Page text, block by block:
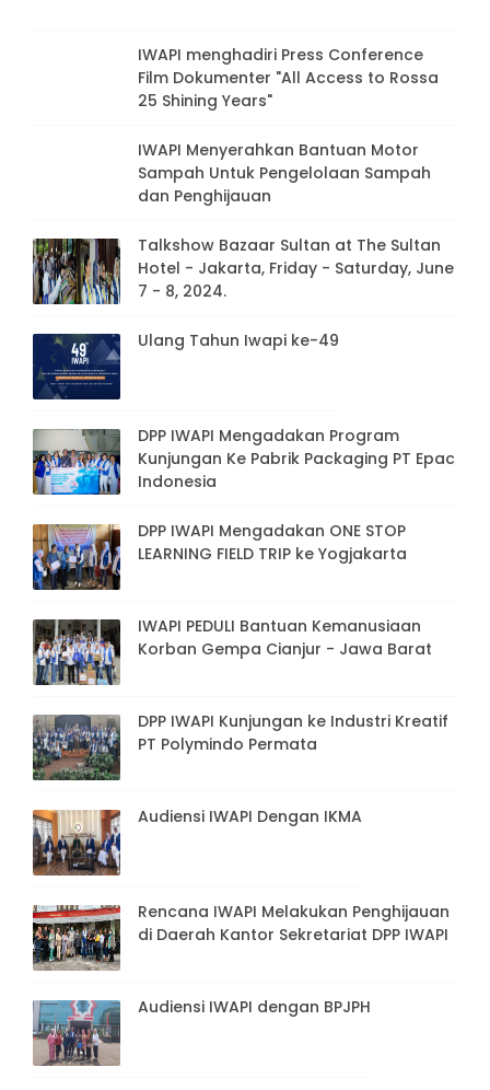
IWAPI menghadiri Press Conference
Film Dokumenter "All Access to Rossa
25 Shining Years"
IWAPI Menyerahkan Bantuan Motor
Sampah Untuk Pengelolaan Sampah
dan Penghijauan
Talkshow Bazaar Sultan at The Sultan
Hotel - Jakarta, Friday - Saturday, June
7 - 8, 2024.
Ulang Tahun Iwapi ke-49
DPP IWAPI Mengadakan Program
Kunjungan Ke Pabrik Packaging PT Epac
Indonesia
DPP IWAPI Mengadakan ONE STOP
LEARNING FIELD TRIP ke Yogjakarta
IWAPI PEDULI Bantuan Kemanusiaan
Korban Gempa Cianjur - Jawa Barat
DPP IWAPI Kunjungan ke Industri Kreatif
PT Polymindo Permata
Audiensi IWAPI Dengan IKMA
Rencana IWAPI Melakukan Penghijauan
di Daerah Kantor Sekretariat DPP IWAPI
Audiensi IWAPI dengan BPJPH